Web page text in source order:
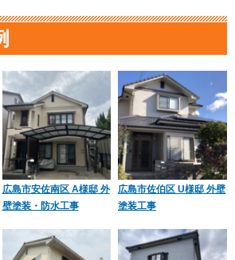
広島市安佐南区 A様邸 外
壁塗装・防水工事
広島市佐伯区 U様邸 外壁
塗装工事